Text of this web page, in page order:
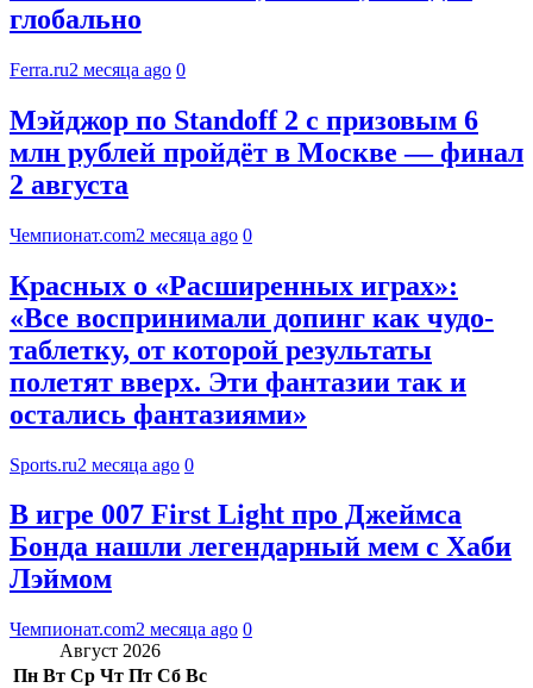
глобально
Ferra.ru2 месяца ago 0
Мэйджор по Standoff 2 с призовым 6
млн рублей пройдёт в Москве — финал
2 августа
Чемпионат.com2 месяца ago 0
Красных о «Расширенных играх»:
«Все воспринимали допинг как чудо-
таблетку, от которой результаты
полетят вверх. Эти фантазии так и
остались фантазиями»
Sports.ru2 месяца ago 0
В игре 007 First Light про Джеймса
Бонда нашли легендарный мем с Хаби
Лэймом
Чемпионат.com2 месяца ago 0
Август 2026
Пн Вт Ср Чт Пт Сб Вс